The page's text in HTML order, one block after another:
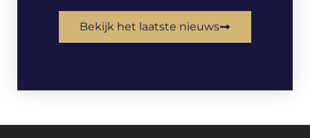
Bekijk het laatste nieuws